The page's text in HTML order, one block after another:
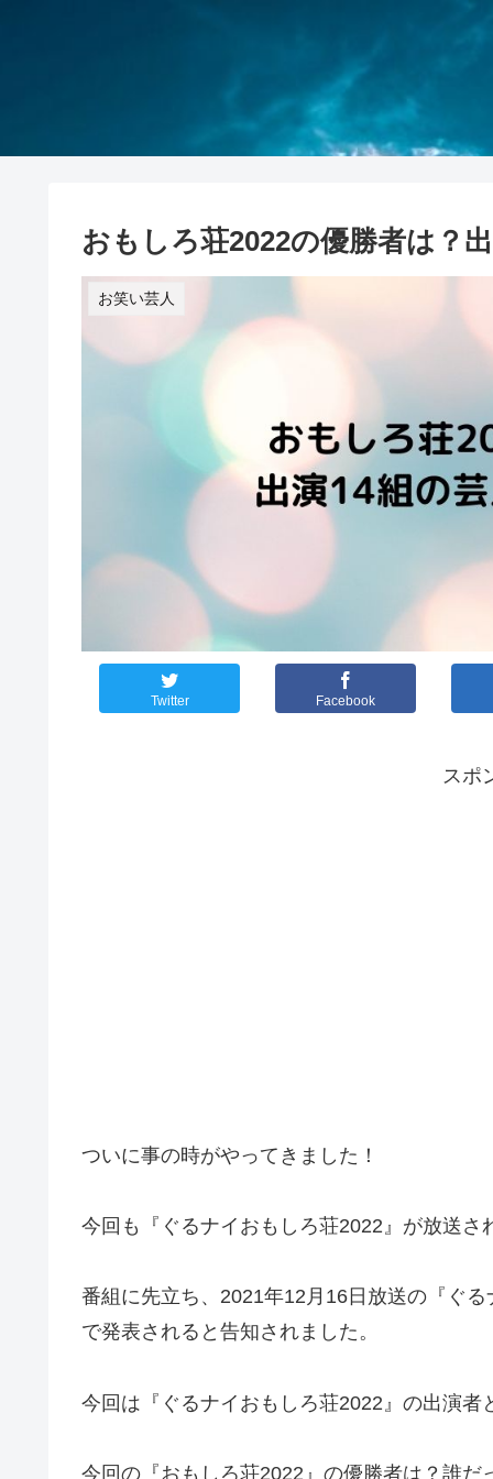
おもしろ荘2022の優勝者は？
お笑い芸人
Twitter Facebook
スポ
ついに事の時がやってきました！
今回も『ぐるナイおもしろ荘2022』が放送さ
番組に先立ち、2021年12月16日放送の『ぐ
で発表されると告知されました。
今回は『ぐるナイおもしろ荘2022』の出演
今回の『おもしろ荘2022』の優勝者は？誰だ